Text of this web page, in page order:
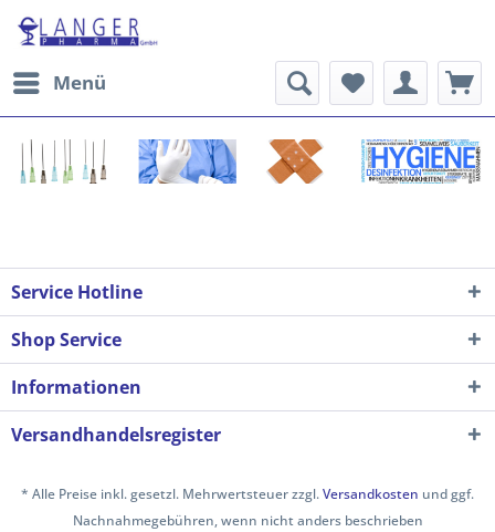
Menü
Service Hotline
Shop Service
Informationen
Versandhandelsregister
* Alle Preise inkl. gesetzl. Mehrwertsteuer zzgl.Versandkosten und ggf.
Nachnahmegebühren, wenn nicht anders beschrieben